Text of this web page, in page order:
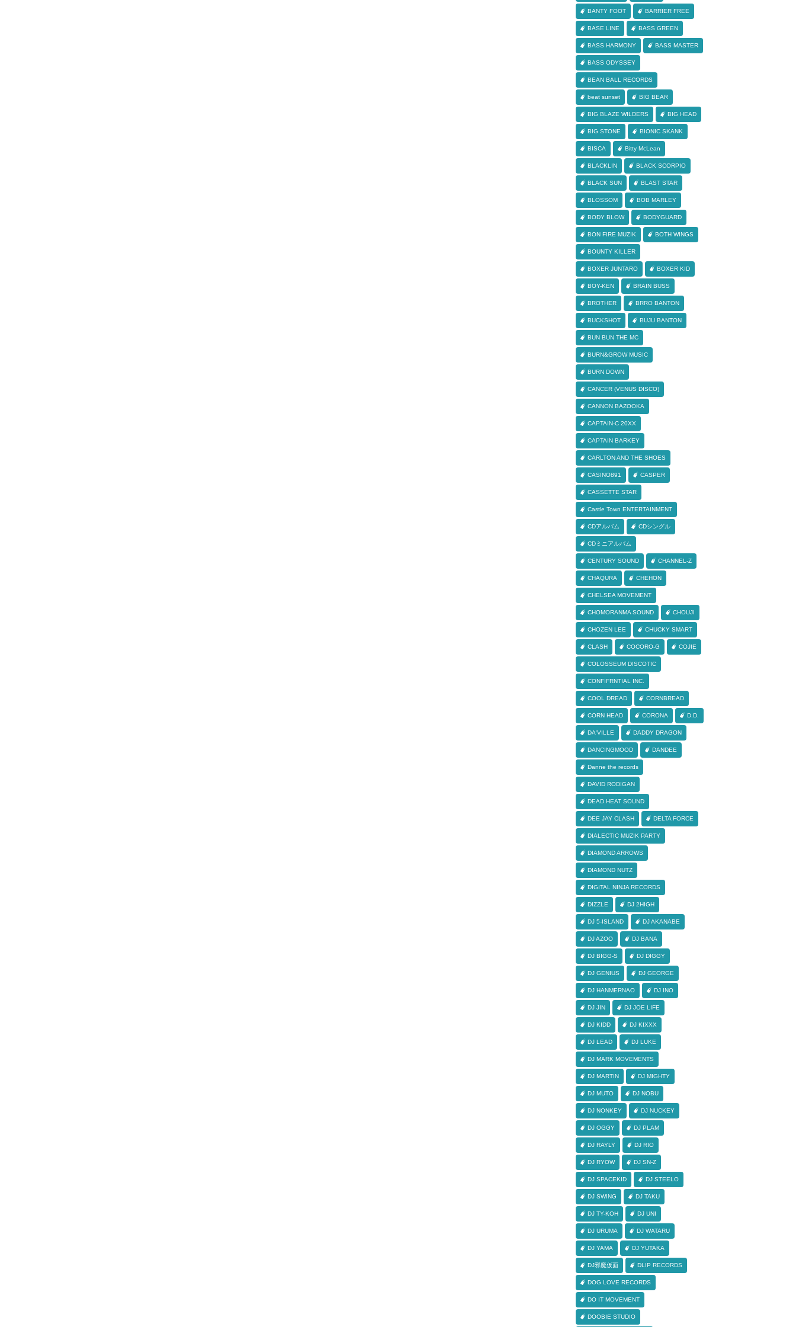
BANTY FOOT BARRIER FREE
BASE LINE BASS GREEN
BASS HARMONY BASS MASTER
BASS ODYSSEY
BEAN BALL RECORDS
beat sunset BIG BEAR
BIG BLAZE WILDERS BIG HEAD
BIG STONE BIONIC SKANK
BISCA Bitty McLean
BLACKLIN BLACK SCORPIO
BLACK SUN BLAST STAR
BLOSSOM BOB MARLEY
BODY BLOW BODYGUARD
BON FIRE MUZIK BOTH WINGS
BOUNTY KILLER
BOXER JUNTARO BOXER KID
BOY-KEN BRAIN BUSS
BROTHER BRRO BANTON
BUCKSHOT BUJU BANTON
BUN BUN THE MC
BURN&GROW MUSIC
BURN DOWN
CANCER (VENUS DISCO)
CANNON BAZOOKA
CAPTAIN-C 20XX
CAPTAIN BARKEY
CARLTON AND THE SHOES
CASINO891 CASPER
CASSETTE STAR
Castle Town ENTERTAINMENT
CDアルバム CDシングル
CDミニアルバム
CENTURY SOUND CHANNEL-Z
CHAQURA CHEHON
CHELSEA MOVEMENT
CHOMORANMA SOUND CHOUJI
CHOZEN LEE CHUCKY SMART
CLASH COCORO-G COJIE
COLOSSEUM DISCOTIC
CONFIFRNTIAL INC.
COOL DREAD CORNBREAD
CORN HEAD CORONA D.D.
DA'VILLE DADDY DRAGON
DANCINGMOOD DANDEE
Danne the records
DAVID RODIGAN
DEAD HEAT SOUND
DEE JAY CLASH DELTA FORCE
DIALECTIC MUZIK PARTY
DIAMOND ARROWS
DIAMOND NUTZ
DIGITAL NINJA RECORDS
DIZZLE DJ 2HIGH
DJ 5-ISLAND DJ AKANABE
DJ AZOO DJ BANA
DJ BIGG-S DJ DIGGY
DJ GENIUS DJ GEORGE
DJ HANMERNAO DJ INO
DJ JIN DJ JOE LIFE
DJ KIDD DJ KIXXX
DJ LEAD DJ LUKE
DJ MARK MOVEMENTS
DJ MARTIN DJ MIGHTY
DJ MUTO DJ NOBU
DJ NONKEY DJ NUCKEY
DJ OGGY DJ PLAM
DJ RAYLY DJ RIO
DJ RYOW DJ SN-Z
DJ SPACEKID DJ STEELO
DJ SWING DJ TAKU
DJ TY-KOH DJ UNI
DJ URUMA DJ WATARU
DJ YAMA DJ YUTAKA
DJ邪魔仮面 DLIP RECORDS
DOG LOVE RECORDS
DO IT MOVEMENT
DOOBIE STUDIO